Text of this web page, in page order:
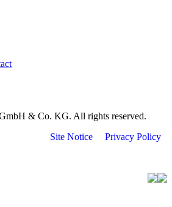
& Co. KG. All rights reserved.
Site Notice
Privacy Policy